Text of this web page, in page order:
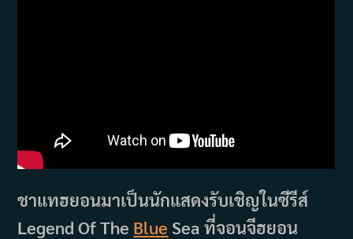
ชาแทฮยอนมาเป็นนักแสดงรับเชิญในซีรีส์
Legend Of The Blue Sea ที่จอนจีฮยอน